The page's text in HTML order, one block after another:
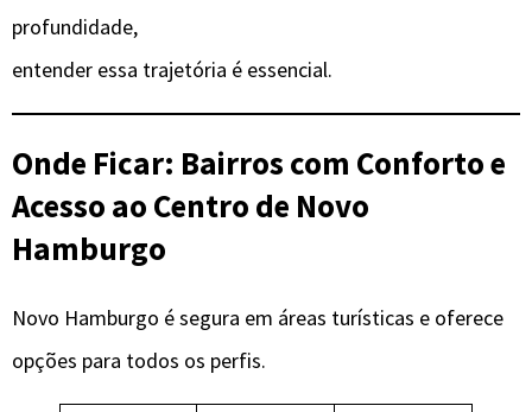
profundidade,
entender essa trajetória é essencial.
Onde Ficar: Bairros com Conforto e
Acesso ao Centro de Novo
Hamburgo
Novo Hamburgo é segura em áreas turísticas e oferece
opções para todos os perfis.